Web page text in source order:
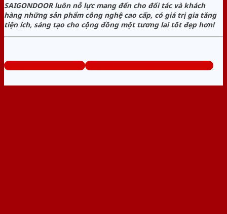
SAIGONDOOR luôn nỗ lực mang đến cho đối tác và khách
hàng những sản phẩm công nghệ cao cấp, có giá trị gia tăng
tiện ích, sáng tạo cho cộng đồng một tương lai tốt đẹp hơn!
www.sieuthicuanhua.net Tổng đài tư vấn miễn phí: 0824.400.400